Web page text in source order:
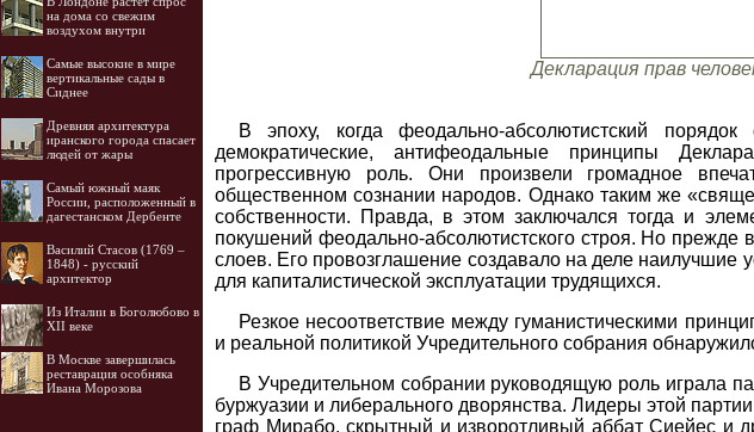
на дома со свежим
воздухом внутри
Самые высокие в мире
вертикальные сады в
Сиднее
Древняя архитектура
иранского города спасает
людей от жары
Самый южный маяк
России, расположенный в
дагестанском Дербенте
Василий Стасов (1769 –
1848) - русский
архитектор
Из Италии в Боголюбово в
XII веке
В Москве завершилась
реставрация особняка
Ивана Морозова
Декларация прав
В эпоху, когда феодально-абсолютистский
демократические, антифеодальные принципы
прогрессивную роль. Они произвели громадное
общественном сознании народов. Однако таким же
собственности. Правда, в этом заключался тогда и
покушений феодально-абсолютистского строя. Но
слоев. Его провозглашение создавало на деле наилучшие
для капиталистической эксплуатации трудящихся.
Резкое несоответствие между гуманистическими
и реальной политикой Учредительного собрания
В Учредительном собрании руководящую роль играла
буржуазии и либерального дворянства. Лидеры этой
граф Мирабо, скрытный и изворотливый аббат Сиейес и